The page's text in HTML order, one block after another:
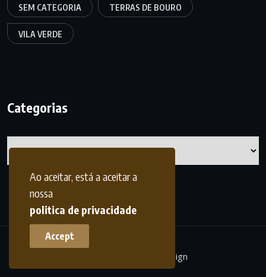
Ao aceitar, está a aceitar a
nossa
politica de privacidade
Accept
SEM CATEGORIA TERRAS DE BOURO
VILA VERDE
Categorias
frdesign